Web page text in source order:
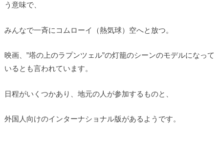
う意味で、
みんなで一斉にコムローイ（熱気球）空へと放つ。
映画、”塔の上のラプンツェル”の灯籠のシーンのモデルになって
いるとも言われています。
日程がいくつかあり、地元の人が参加するものと、
外国人向けのインターナショナル版があるようです。